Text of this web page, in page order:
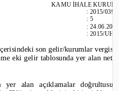
KAMU İHALE
:2015/039
:5
:
:2015/
son gelir/kurumlar vergisi
eki gelir tablosunda yer alan net
yer alan açıklamalar